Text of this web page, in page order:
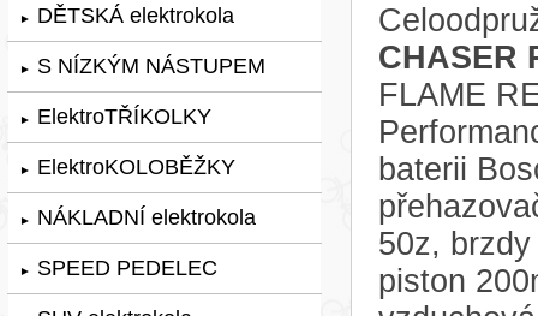
► DĚTSKÁ elektrokola
► S NÍZKÝM NÁSTUPEM
► ElektroTŘÍKOLKY
► ElektroKOLOBĚŽKY
► NÁKLADNÍ elektrokola
► SPEED PEDELEC
CHASER
FLAME
baterii
50z,
piston